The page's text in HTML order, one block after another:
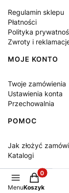
Regulamin sklepu
Płatności
Polityka
Zwroty i
MOJE KONTO
Twoje zamówienia
Ustawienia konta
Przechowalnia
POMOC
Jak złożyć
Katalogi
Menu
Produkty
Koszyk